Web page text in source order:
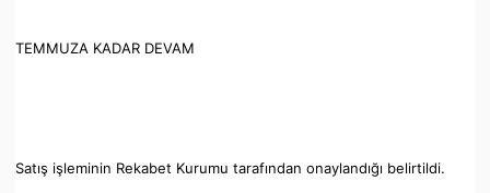
TEMMUZA KADAR DEVAM
Satış işleminin Rekabet Kurumu tarafından onaylandığı belirtildi.